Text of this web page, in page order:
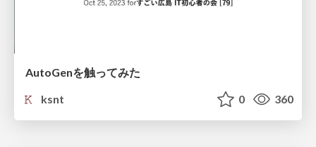
AutoGenを触ってみた
ksnt
0 360